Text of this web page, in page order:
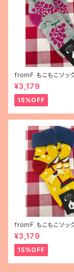
fromF もこもこソッ
mä（果物）」
¥3,179
15%OFF
fromF もこもこソッ
elli（メリーゴーランド
¥3,179
15%OFF